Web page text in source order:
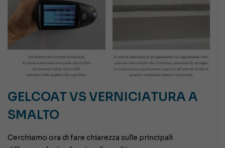
GELCOAT VS VERNICIATURA A
SMALTO
Cerchiamo ora di fare chiarezza sulle principali